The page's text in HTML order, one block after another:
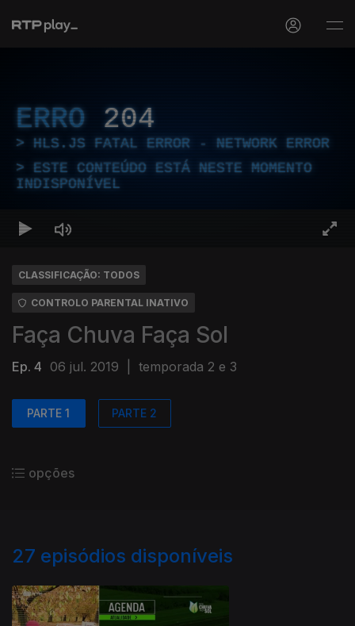
ERRO 204
HLS.JS FATAL ERROR - NETWORK ERROR
ESTE CONTEÚDO ESTÁ NESTE MOMENTO
INDISPONÍVEL
CLASSIFICAÇÃO: TODOS
CONTROLO PARENTAL INATIVO
Faça Chuva Faça Sol
Ep. 4 06 jul. 2019 temporada 2 e 3
PARTE 1 PARTE 2
opções
27 episódios disponíveis